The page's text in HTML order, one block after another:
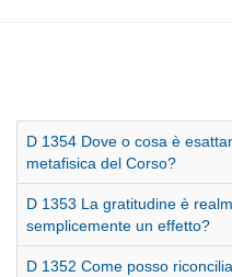
D 1354 Dove o cosa è
metafisica del Corso?
D 1353 La gratitudine è
semplicemente un effetto?
D 1352 Come posso